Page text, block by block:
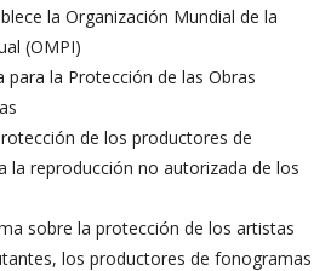
la Organización Mundial de la
(OMPI)
para la Protección de las Obras
de los productores de
la reproducción no autorizada de los
sobre la protección de los artistas
los productores de fonogramas